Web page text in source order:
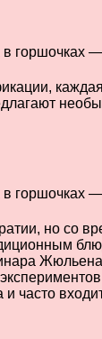
но со
часто